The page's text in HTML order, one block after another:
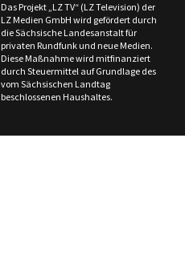
Das Projekt „LZ TV“ (LZ Television) der
LZ Medien GmbH wird gefördert durch
die Sächsische Landesanstalt für
privaten Rundfunk und neue Medien.
Diese Maßnahme wird mitfinanziert
durch Steuermittel auf Grundlage des
vom Sächsischen Landtag
beschlossenen Haushaltes.